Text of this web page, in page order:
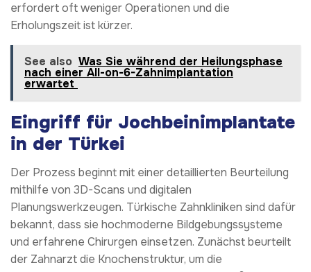
erfordert oft weniger Operationen und die
Erholungszeit ist kürzer.
See also Was Sie während der Heilungsphase
nach einer All-on-6-Zahnimplantation
erwartet
Eingriff für Jochbeinimplantate
in der Türkei
Der Prozess beginnt mit einer detaillierten Beurteilung
mithilfe von 3D-Scans und digitalen
Planungswerkzeugen. Türkische Zahnkliniken sind dafür
bekannt, dass sie hochmoderne Bildgebungssysteme
und erfahrene Chirurgen einsetzen. Zunächst beurteilt
der Zahnarzt die Knochenstruktur, um die